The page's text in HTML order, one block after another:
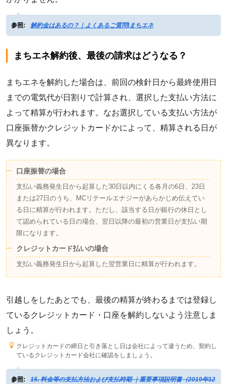
参照: 解約金はあるの？｜よくあるご質問|まちエネ
まちエネ解約後、最後の請求はどうなる？
まちエネを解約した場合は、前回の検針日から最終使用日
までの電気代が日割りで計算され、選択した支払い方法に
よって精算が行われます。なお選択している支払い方法が
口座振替かクレジットカードかによって、精算される日が
異なります。
口座振替の場合
支払い義務発生日から起算した30日以内にくる各月の6日、23日
または27日のうち、MCリテールエナジーがあらかじめ伝えてい
る日に精算が行われます。ただし、該当する日が銀行の休日とし
て認められている日の場合、翌日以降の最初の営業日が支払い期
限になります。
クレジットカード払いの場合
支払い義務発生日から起算した翌営業日に精算が行われます。
引越しをしたあとでも、最後の精算が終わるまでは登録し
ているクレジットカード・口座を解約しないよう注意しま
しょう。
クレジットカードの締日と引き落とし日は会社によって違うため、契約し
ているクレジットカード会社に確認をしましょう。
参照:
15. 料金等の支払方法および支払時期 ｜重要事項説明書（2019年12